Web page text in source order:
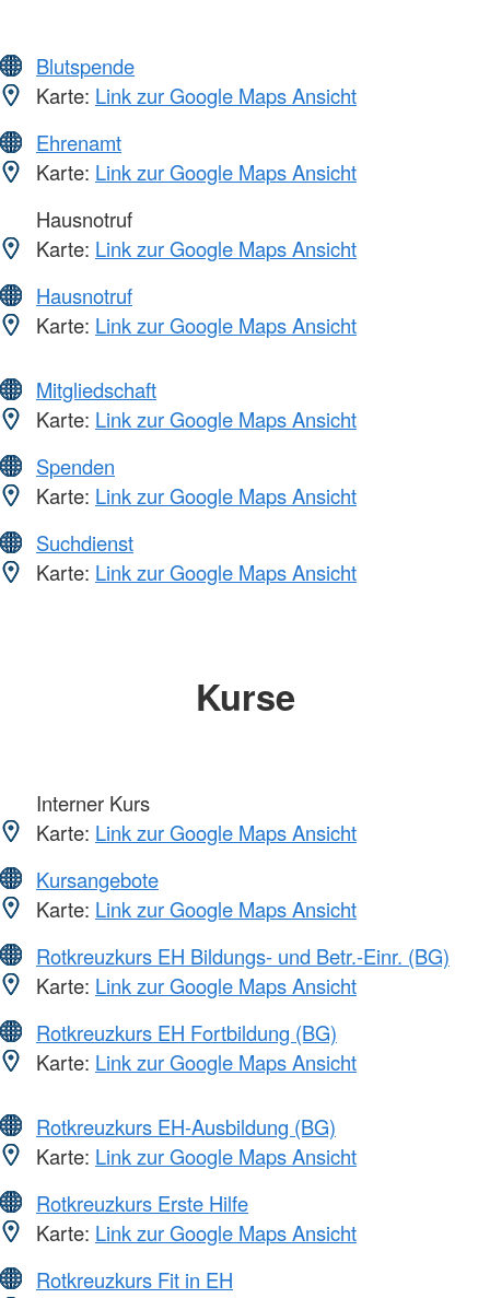
Blutspende
Karte: Link zur Google Maps Ansicht
Ehrenamt
Karte: Link zur Google Maps Ansicht
Hausnotruf
Karte: Link zur Google Maps Ansicht
Hausnotruf
Karte: Link zur Google Maps Ansicht
Mitgliedschaft
Karte: Link zur Google Maps Ansicht
Spenden
Karte: Link zur Google Maps Ansicht
Suchdienst
Karte: Link zur Google Maps Ansicht
Kurse
Interner Kurs
Karte: Link zur Google Maps Ansicht
Kursangebote
Karte: Link zur Google Maps Ansicht
Rotkreuzkurs EH Bildungs- und Betr.-Einr. (BG)
Karte: Link zur Google Maps Ansicht
Rotkreuzkurs EH Fortbildung (BG)
Karte: Link zur Google Maps Ansicht
Rotkreuzkurs EH-Ausbildung (BG)
Karte: Link zur Google Maps Ansicht
Rotkreuzkurs Erste Hilfe
Karte: Link zur Google Maps Ansicht
Rotkreuzkurs Fit in EH